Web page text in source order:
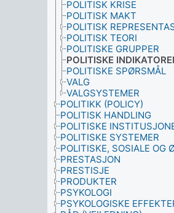
POLITISK KRISE
POLITISK MAKT
POLITISK
POLITISK TEORI
POLITISKE GRUPPER
POLITISKE
POLITISKE SPØRSMÅL
VALG
VALGSYSTEMER
POLITIKK (POLICY)
POLITISK HANDLING
POLITISKE
POLITISKE SYSTEMER
POLITISKE, SOSIALE OG
PRESTASJON
PRESTISJE
PRODUKTER
PSYKOLOGI
PSYKOLOGISKE